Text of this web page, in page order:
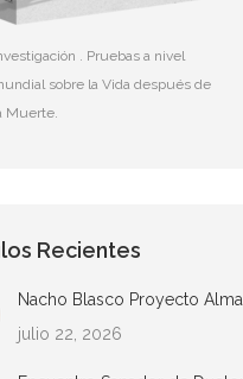
. Pruebas a nivel
sobre la Vida después de
Muerte.
Recientes
Nacho Blasco Proyecto Alma
julio 22, 2026